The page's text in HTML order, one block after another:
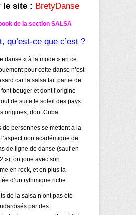
le site : BretyDanse
de la section SALSA
qu’est-ce que c’est ?
danse « à la mode » en ce
pour cette danse n’est
car la salsa fait partie de
bouger et dont l’origine
de suite le soleil des pays
origines, dont Cuba.
de personnes se mettent à la
non académique de
de ligne de danse (sauf en
»), on joue avec son
en rock, et en plus la
d’un rythmique riche.
de la salsa n’ont pas été
par des